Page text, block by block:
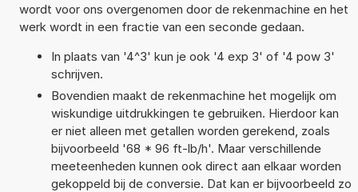
wordt voor ons overgenomen door de rekenmachine en het
werk wordt in een fractie van een seconde gedaan.
In plaats van '4^3' kun je ook '4 exp 3' of '4 pow 3'
schrijven.
Bovendien maakt de rekenmachine het mogelijk om
wiskundige uitdrukkingen te gebruiken. Hierdoor kan
er niet alleen met getallen worden gerekend, zoals
bijvoorbeeld '68 * 96 ft-lb/h'. Maar verschillende
meeteenheden kunnen ook direct aan elkaar worden
gekoppeld bij de conversie. Dat kan er bijvoorbeeld zo